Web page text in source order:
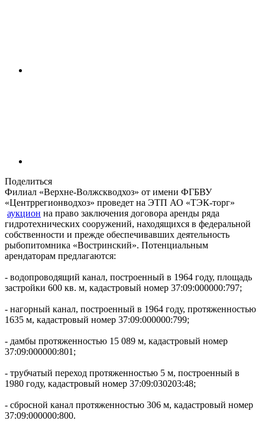
Поделиться
Филиал «Верхне-Волжскводхоз» от имени ФГБВУ
«Центррегионводхоз» проведет на ЭТП АО «ТЭК-торг»
аукцион на право заключения договора аренды ряда
гидротехнических сооружений, находящихся в федеральной
собственности и прежде обеспечивавших деятельность
рыбопитомника «Востринский». Потенциальным
арендаторам предлагаются:
- водопроводящий канал, построенный в 1964 году, площадь
застройки 600 кв. м, кадастровый номер 37:09:000000:797;
- нагорный канал, построенный в 1964 году, протяженностью
1635 м, кадастровый номер 37:09:000000:799;
- дамбы протяженностью 15 089 м, кадастровый номер
37:09:000000:801;
- трубчатый переход протяженностью 5 м, построенный в
1980 году, кадастровый номер 37:09:030203:48;
- сбросной канал протяженностью 306 м, кадастровый номер
37:09:000000:800.